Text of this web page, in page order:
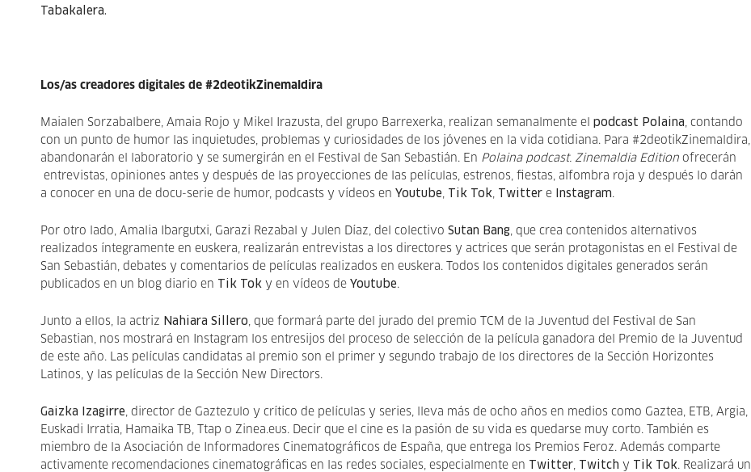
Tabakalera.
Los/as creadores digitales de #2deotikZinemaldira
Maialen Sorzabalbere, Amaia Rojo y Mikel Irazusta, del grupo Barrexerka, realizan semanalmente el podcast Polaina, contando
con un punto de humor las inquietudes, problemas y curiosidades de los jóvenes en la vida cotidiana. Para #2deotikZinemaldira,
abandonarán el laboratorio y se sumergirán en el Festival de San Sebastián. En Polaina podcast. Zinemaldia Edition ofrecerán
entrevistas, opiniones antes y después de las proyecciones de las películas, estrenos, fiestas, alfombra roja y después lo darán
a conocer en una de docu-serie de humor, podcasts y vídeos en Youtube, Tik Tok, Twitter e Instagram.
Por otro lado, Amalia Ibargutxi, Garazi Rezabal y Julen Díaz, del colectivo Sutan Bang, que crea contenidos alternativos
realizados íntegramente en euskera, realizarán entrevistas a los directores y actrices que serán protagonistas en el Festival de
San Sebastián, debates y comentarios de películas realizados en euskera. Todos los contenidos digitales generados serán
publicados en un blog diario en
Tik Tok y en vídeos de Youtube.
Junto a ellos, la actriz Nahiara Sillero, que formará parte del jurado del premio TCM de la Juventud del Festival de San
Sebastian, nos mostrará en Instagram los entresijos del proceso de selección de la película ganadora del Premio de la Juventud
de este año. Las películas candidatas al premio son el primer y segundo trabajo de los directores de la Sección Horizontes
Latinos, y las películas de la Sección New Directors.
Gaizka Izagirre, director de Gaztezulo y crítico de películas y series, lleva más de ocho años en medios como Gaztea, ETB, Argia,
Euskadi Irratia, Hamaika TB, Ttap o Zinea.eus. Decir que el cine es la pasión de su vida es quedarse muy corto. También es
miembro de la Asociación de Informadores Cinematográficos de España, que entrega los Premios Feroz. Además comparte
activamente recomendaciones cinematográficas en las redes sociales, especialmente en
Twitter, Twitch y Tik Tok. Realizará un